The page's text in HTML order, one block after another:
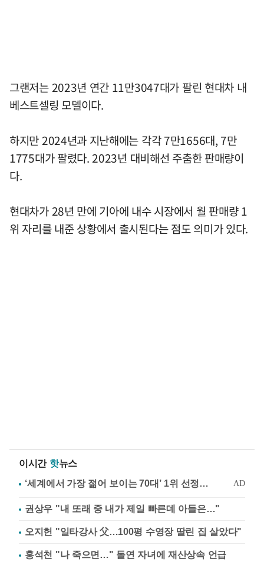
그랜저는 2023년 연간 11만3047대가 팔린 현대차 내
베스트셀링 모델이다.
하지만 2024년과 지난해에는 각각 7만1656대, 7만
1775대가 팔렸다. 2023년 대비해선 주춤한 판매량이
다.
현대차가 28년 만에 기아에 내수 시장에서 월 판매량 1
위 자리를 내준 상황에서 출시된다는 점도 의미가 있다.
이시간 핫뉴스
권상우 "내 또래 중 내가 제일 빠른데 아들은…"
오지헌 "일타강사 父…100평 수영장 딸린 집 살았다"
홍석천 "나 죽으면…" 돌연 자녀에 재산상속 언급